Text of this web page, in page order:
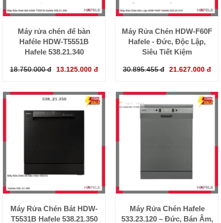
Máy rửa chén để bàn
Haféle HDW-T5551B
Hafele 538.21.340
18.750.000 đ 13.125.000 đ
Máy Rửa Chén HDW-F60F
Hafele - Đức, Độc Lập,
Siêu Tiết Kiệm
30.895.455 đ 21.627.000 đ
Máy Rửa Chén Bát HDW-
T5531B Hafele 538.21.350
Máy Rửa Chén Hafele
533.23.120 – Đức, Bán Âm,